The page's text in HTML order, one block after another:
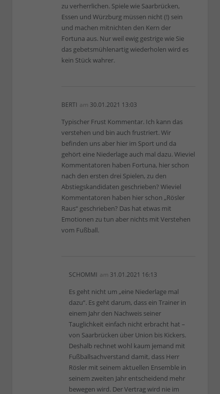
zu verherrlichen. Spiele wie Saarbrücken,
Essen und Würzburg müssen nicht (!) sein
und machen mitnichten den Kern der
Fortuna aus. Nur weil ewig gestrige wie Sie
das gebetsmühlenartig wiederholen wird es
kein Stück wahrer.
BERTI am 30.01.2021 13:03
Typischer Frust Kommentar. Ich kann das
verstehen und bin auch frustriert. Wir
befinden uns aber hier im Sport und da
gehört eine Niederlage auch mal dazu. Wieviel
Kommentatoren haben Fortuna, hier schon
nach den ersten drei Spielen, zu den
Abstiegskandidaten geschrieben? Wieviel
Kommentatoren haben hier schon „Rösler
Raus“ geschrieben? Das hat etwas mit
Emotionen zu tun aber nichts mit Verstehen
vom Fußball.
SCHOMMI am 31.01.2021 16:13
Es geht nicht um „eine Niederlage mal
dazu“. Es geht darum, dass ein Trainer in
einem Jahr den Nachweis seiner
Tauglichkeit einfach nicht erbracht hat –
von Saarbrücken über Union bis Kickers.
Deshalb rechnet wohl kaum jemand mit
Fußballsachverstand damit, dass Herr
Rösler mit seinem aktuellen Ensemble in
seinem zweiten Jahr entscheidend mehr
bewegen wird. Der Vertrag wird nie im